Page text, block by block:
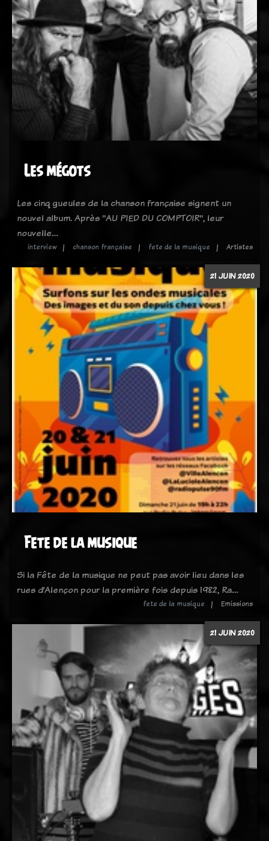
Les mégots
Les cinq gueules de la chanson française signent un
nouvel album. Après "AU PIED DU COMPTOIR", leur
nouvelle…
interview chanson française fete de la musique Artistes
21 JUIN 2020
Fete de la musique
Si la Fête de la musique ne peut pas avoir lieu dans les
rues d’Alençon pour la première fois depuis 1982, Ra…
fete de la musique Emissions
21 JUIN 2020